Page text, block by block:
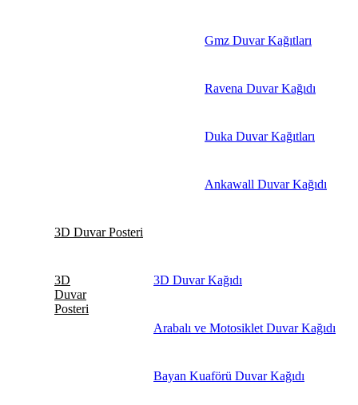
Gmz Duvar Kağıtları
Ravena Duvar Kağıdı
Duka Duvar Kağıtları
Ankawall Duvar Kağıdı
3D Duvar Posteri
3D
Duvar
Posteri
3D Duvar Kağıdı
Arabalı ve Motosiklet Duvar Kağıdı
Bayan Kuaförü Duvar Kağıdı